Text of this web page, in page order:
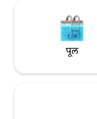
पूल